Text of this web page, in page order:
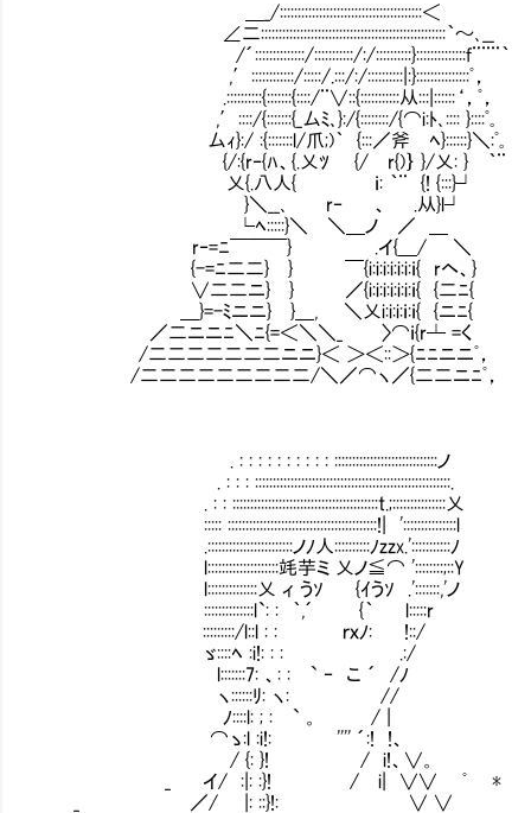
＿_/::::::::::::::::::::::::::::::::::::::::＜
∠二::::::::::::::::::::::::::::::::::::::::::::::::::::｀～､__
/´::::::::::::::/:::::::::::/:/::::::::::}::::::::::::::f¨¨¨｀
,′::::::::::::/:::::/.:::/:/::::::::::|:}:::::::::::::::ﾟ，
.::::::::::{:::::::{::::/¨∨::{:::::::::::从:::|::::::‘，ﾟ，
,′::::/{:::::::{_厶ﾐ､}:/{::::::::/{⌒i:ﾄ､:::: }::::ﾟ｡
厶ｨ}:/ :{:::::::l/爪;)｀ {:::／斧㍉ﾍ}::::::}＼:ﾟ｡ 使
{/:{r‐{ﾊ、{.乂ﾂ {/ r{)｝ }/乂: } ｀¨
乂{.八人{ ｉ: ｀¨ {! {:::}┘ 最初に使った
}＼__､ r‐ 、 .从}l┘
└ﾍ:::::}＼ ＼＿ノ ／ ＿ そんで幼馴染に名
r‐=ﾆ￣￣￣} .イ{＿/ ＼
{-=ﾆ二二} } ￣{i:i:i:i:i:i:ｉ{ rヘ、}
∨二二ニ} } ／{i:i:i:i:i:i:ｉ{ {二ﾆ{
＿}=-ﾐニニ} }＿, ＼乂i:i:i:ｉ:ｉ{ {ニﾆ{
／二ニニﾆ＼ﾆ{=＜＼＼_ 〉⌒ｉ{r┴ =く
/二二二二二二二ニニ}＜ ＞＜::＞{ﾆﾆニニﾟ，
/二二二二二二二二二/＼／⌒ヽ／{二二ニﾆﾟ，
. : : : : : : : : : : :::::::::::::::::::::::::::::ノ
. : : : :::::::::::::::::::::::::::::::::::::::::::::::::::::::.
. : : :::::::::::::::::::::::::::::::::::::::::t.;:::::::::::::::乂
::::: ::::::::::::::::::::::::::::::::::::::::::!| ':::::::::::::::l
.::::::::::::::::::::::::ノﾉ人::::::::::ﾉzzx.':::::::::::ﾉ
l::::::::::::::::::::竓芋ミ 乂ノ≦⌒ '::::::::;::Y 想
l::::::::::::::乂 ィ うｿ {ｲうｿ .':::::::,'ノ
::::::::::::::l`: : ｀,´ {｀ l:::::r 不良品だと
:::::::::/l::l : : ｒｘﾉ: !::/
ゞ::::ﾍ :i!: : : .:/ 探したが一切なかっ
l:::::::7: 、: : ` ‐ こ ´ /ﾉ
ヽ::::::ﾘ: ヽ: // 間違っ
ﾉ::::l: ; : ` 。 / |
⌒ゝ:l :i!: '''' ´:! !、
/ {: }! / i!、∨。
_ イ/ :|: :}! / i| ∨∨ ﾟ *
_ ／/ |: ::}!: ∨ ∨